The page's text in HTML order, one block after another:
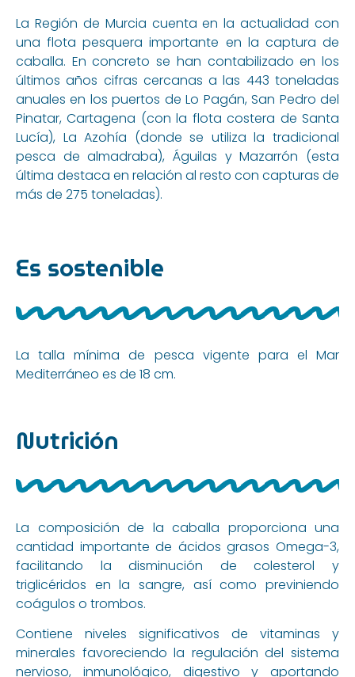
La Región de Murcia cuenta en la actualidad con
una flota pesquera importante en la captura de
caballa. En concreto se han contabilizado en los
últimos años cifras cercanas a las 443 toneladas
anuales en los puertos de Lo Pagán, San Pedro del
Pinatar, Cartagena (con la flota costera de Santa
Lucía), La Azohía (donde se utiliza la tradicional
pesca de almadraba), Águilas y Mazarrón (esta
última destaca en relación al resto con capturas de
más de 275 toneladas).
Es sostenible
La talla mínima de pesca vigente para el Mar
Mediterráneo es de 18 cm.
Nutrición
La composición de la caballa proporciona una
cantidad importante de ácidos grasos Omega-3,
facilitando la disminución de colesterol y
triglicéridos en la sangre, así como previniendo
coágulos o trombos.
Contiene niveles significativos de vitaminas y
minerales favoreciendo la regulación del sistema
nervioso, inmunológico, digestivo y aportando